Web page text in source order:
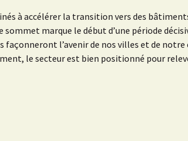
à accélérer la transition vers des
marque le début d’une période
façonneront l’avenir de nos villes et de
le secteur est bien positionné pour